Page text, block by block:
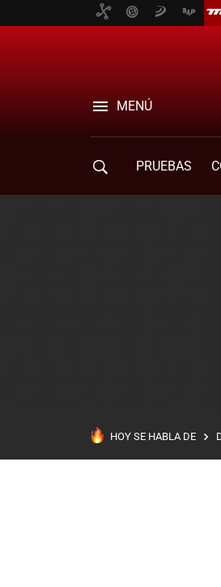
MENÚ
PRUEBAS
HOY SE HABLA DE